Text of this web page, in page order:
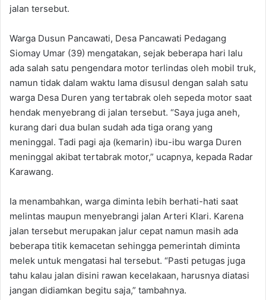
jalan tersebut.
Warga Dusun Pancawati, Desa Pancawati Pedagang
Siomay Umar (39) mengatakan, sejak beberapa hari lalu
ada salah satu pengendara motor terlindas oleh mobil truk,
namun tidak dalam waktu lama disusul dengan salah satu
warga Desa Duren yang tertabrak oleh sepeda motor saat
hendak menyebrang di jalan tersebut. “Saya juga aneh,
kurang dari dua bulan sudah ada tiga orang yang
meninggal. Tadi pagi aja (kemarin) ibu-ibu warga Duren
meninggal akibat tertabrak motor,” ucapnya, kepada Radar
Karawang.
Ia menambahkan, warga diminta lebih berhati-hati saat
melintas maupun menyebrangi jalan Arteri Klari. Karena
jalan tersebut merupakan jalur cepat namun masih ada
beberapa titik kemacetan sehingga pemerintah diminta
melek untuk mengatasi hal tersebut. “Pasti petugas juga
tahu kalau jalan disini rawan kecelakaan, harusnya diatasi
jangan didiamkan begitu saja,” tambahnya.